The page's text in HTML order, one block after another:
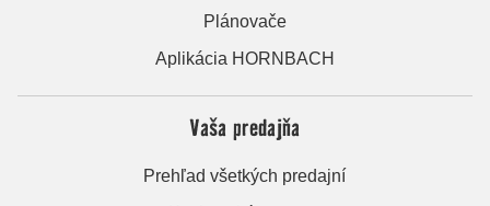
Plánovače
Aplikácia HORNBACH
Vaša predajňa
Prehľad všetkých predajní